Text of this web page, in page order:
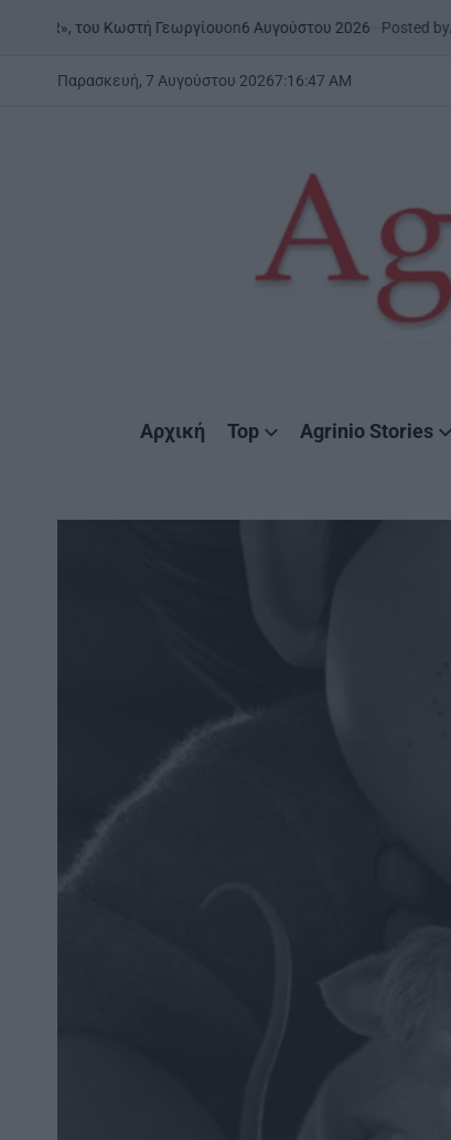
Κωστή Γεωργίουon6 Αυγούστου 2026 Posted byAgrinioStories
Παρασκευή, 7 Αυγούστου 20267:16:48 AM
Αρχική Top Agrinio Stories